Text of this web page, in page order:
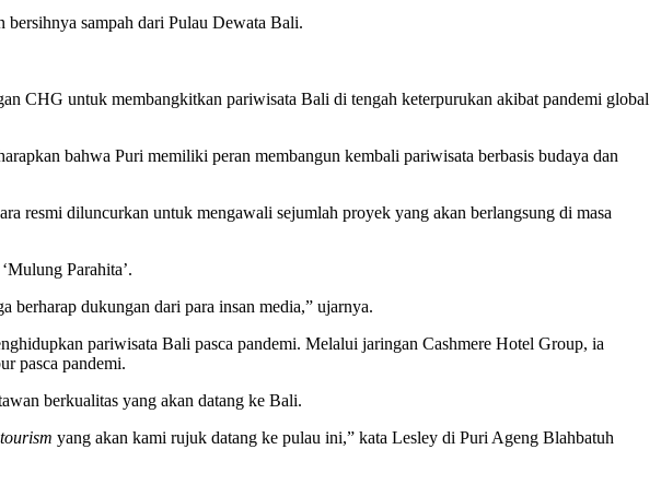
sampah dari Pulau Dewata Bali.
CHG untuk membangkitkan pariwisata Bali di tengah keterpurukan akibat pandemi global
bahwa Puri memiliki peran membangun kembali pariwisata berbasis budaya dan
resmi diluncurkan untuk mengawali sejumlah proyek yang akan berlangsung di masa
Parahita’.
berharap dukungan dari para insan media,” ujarnya.
pariwisata Bali pasca pandemi. Melalui jaringan Cashmere Hotel Group, ia
pasca pandemi.
berkualitas yang akan datang ke Bali.
yang akan kami rujuk datang ke pulau ini,” kata Lesley di Puri Ageng Blahbatuh